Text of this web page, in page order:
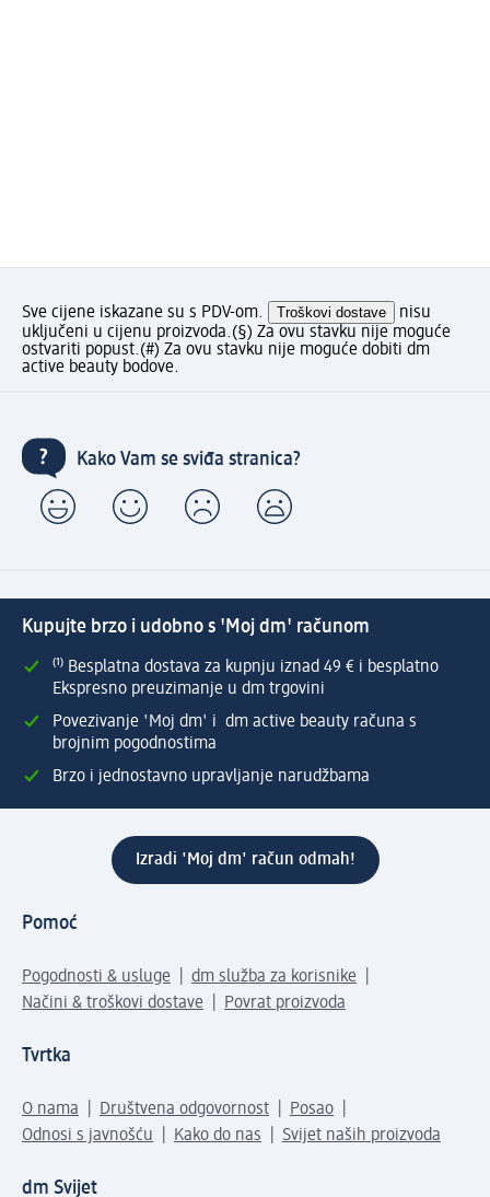
Sve cijene iskazane su s PDV-om. Troškovi dostave
nisu
uključeni u cijenu proizvoda.(§) Za ovu stavku nije moguće
ostvariti popust.(#) Za ovu stavku nije moguće dobiti dm
active beauty bodove.
Kako Vam se sviđa stranica?
Kupujte brzo i udobno s 'Moj dm' računom
⁽¹⁾ Besplatna dostava za kupnju iznad 49 € i besplatno
Ekspresno preuzimanje u dm trgovini
Povezivanje 'Moj dm' i dm active beauty računa s
brojnim pogodnostima
Brzo i jednostavno upravljanje narudžbama
Izradi 'Moj dm' račun odmah!
Pomoć
Pogodnosti & usluge
dm služba za korisnike
Načini & troškovi dostave
Povrat proizvoda
Tvrtka
O nama Društvena odgovornost
Posao
Odnosi s javnošću
Kako do nas Svijet naših proizvoda
dm Svijet